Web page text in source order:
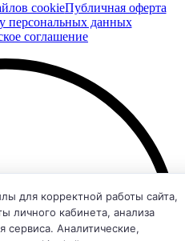
cookieПубличная оферта
персональных данных
соглашение
для корректной работы сайта,
личного кабинета, анализа
сервиса. Аналитические,